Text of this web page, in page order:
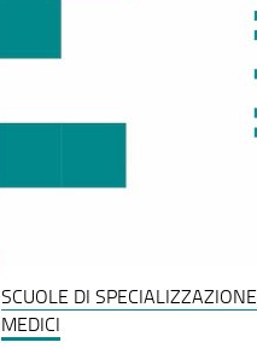
SCUOLE DI SPECIALIZZAZIONE
MEDICI